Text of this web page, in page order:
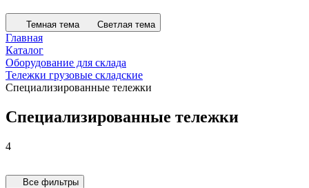
Темная тема Светлая тема
Главная
Каталог
Оборудование для склада
Тележки грузовые складские
Специализированные тележки
Специализированные тележки
4
Все фильтры